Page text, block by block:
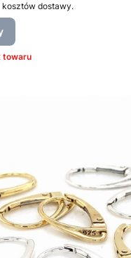
kosztów dostawy.
towaru